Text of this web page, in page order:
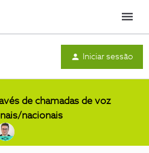
Menu
Iniciar sessão
de chamadas de voz
nacionais